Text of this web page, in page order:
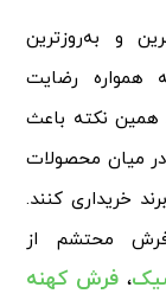
و به‌روزترین
همواره رضایت
نکته باعث
میان محصولات
خریداری کنند.
محتشم از
، فرش کهنه